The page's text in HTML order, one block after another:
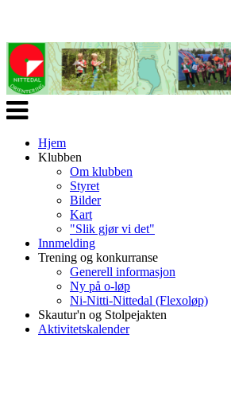
Veksle
navigasjon
Hjem
Klubben
Om klubben
Styret
Bilder
Kart
"Slik gjør vi det"
Innmelding
Trening og konkurranse
Generell informasjon
Ny på o-løp
Ni-Nitti-Nittedal (Flexoløp)
Skautur'n og Stolpejakten
Aktivitetskalender